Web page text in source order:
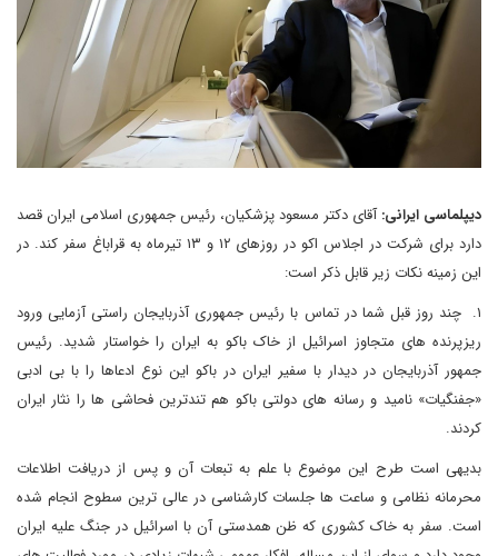
دیپلماسی ایرانی:آقای دکتر مسعود پزشکیان، رئیس جمهوری اسلامی ایران قصد
دارد برای شرکت در اجلاس اکو در روزهای ۱۲ و ۱۳ تیرماه به قراباغ سفر کند. در
این زمینه نکات زیر قابل ذکر است:
۱. چند روز قبل شما در تماس با رئیس جمهوری آذربایجان راستی آزمایی ورود
ریزپرنده های متجاوز اسرائیل از خاک باکو به ایران را خواستار شدید. رئیس
جمهور آذربایجان در دیدار با سفیر ایران در باکو این نوع ادعاها را با بی ادبی
«جفنگیات» نامید و رسانه های دولتی باکو هم تندترین فحاشی ها را نثار ایران
کردند.
بدیهی است طرح این موضوع با علم به تبعات آن و پس از دریافت اطلاعات
محرمانه نظامی و ساعت ها جلسات کارشناسی در عالی ترین سطوح انجام شده
است. سفر به خاک کشوری که ظن همدستی آن با اسرائیل در جنگ علیه ایران